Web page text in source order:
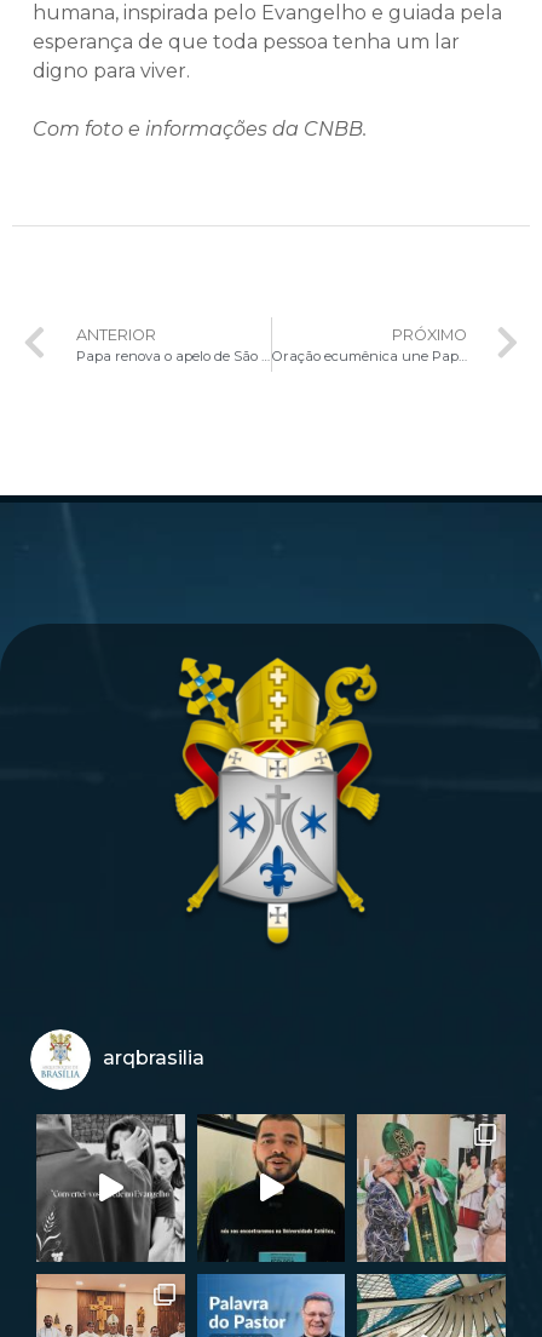
humana, inspirada pelo Evangelho e guiada pela
esperança de que toda pessoa tenha um lar
digno para viver.
Com foto e informações da CNBB.
ANTERIOR PRÓXIMO
Oração ecumênica une Papa Leão XIV e Família Real Britânica na Capela Sistina
arqbrasilia